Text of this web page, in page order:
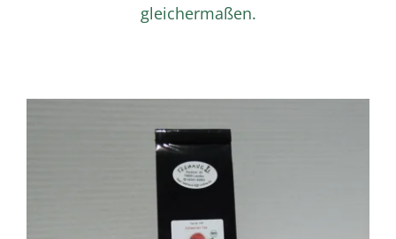
gleichermaßen.